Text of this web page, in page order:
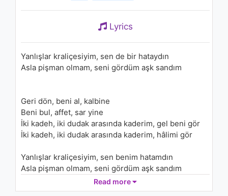
Lyrics
Yanlışlar kraliçesiyim, sen de bir hataydın
Asla pişman olmam, seni gördüm aşk sandım
Geri dön, beni al, kalbine
Beni bul, affet, sar yine
İki kadeh, iki dudak arasında kaderim, gel beni gör
İki kadeh, iki dudak arasında kaderim, hâlimi gör
Yanlışlar kraliçesiyim, sen benim hatamdın
Asla pişman olmam, seni gördüm aşk sandım
Yanlışlar kraliçesiyim, sen benim hatamdın
Asla pişman olmam, seni gördüm aşk sandım
Read more